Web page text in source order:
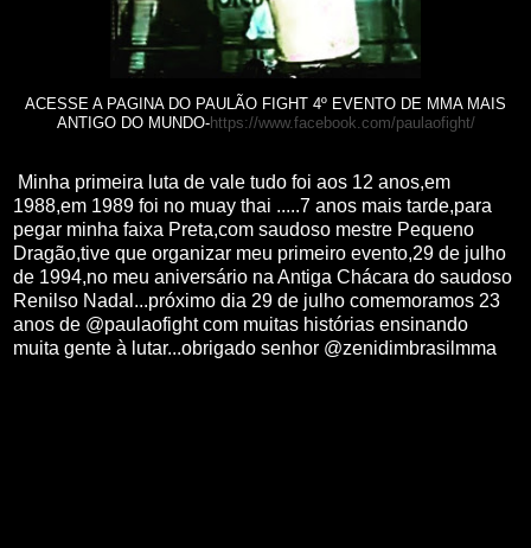
ACESSE A PAGINA DO PAULÃO FIGHT 4º EVENTO DE MMA MAIS
ANTIGO DO MUNDO-https://www.facebook.com/paulaofight/
Minha primeira luta de vale tudo foi aos 12 anos,em
1988,em 1989 foi no muay thai .....7 anos mais tarde,para
pegar minha faixa Preta,com saudoso mestre Pequeno
Dragão,tive que organizar meu primeiro evento,29 de julho
de 1994,no meu aniversário na Antiga Chácara do saudoso
Renilso Nadal...próximo dia 29 de julho comemoramos 23
anos de @paulaofight com muitas histórias ensinando
muita gente à lutar...obrigado senhor @zenidimbrasilmma